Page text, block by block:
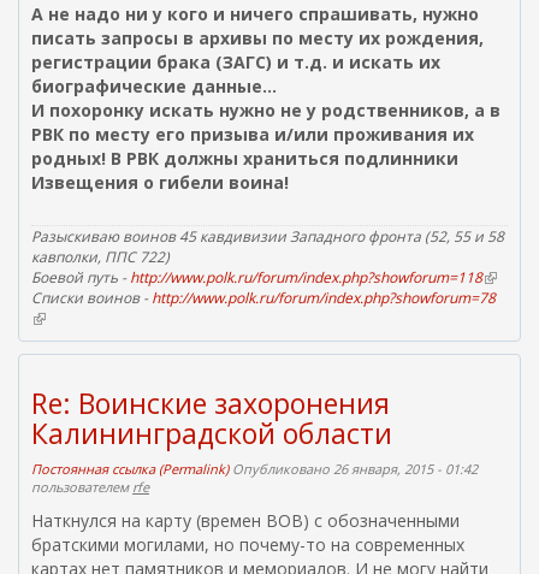
А не надо ни у кого и ничего спрашивать, нужно
писать запросы в архивы по месту их рождения,
регистрации брака (ЗАГС) и т.д. и искать их
биографические данные...
И похоронку искать нужно не у родственников, а в
РВК по месту его призыва и/или проживания их
родных! В РВК должны храниться подлинники
Извещения о гибели воина!
Разыскиваю воинов 45 кавдивизии Западного фронта (52, 55 и 58
кавполки, ППС 722)
Боевой путь -http://www.polk.ru/forum/index.php?showforum=118(
в
е
ш
)
Списки воинов -http://www.polk.ru/forum/index.php?showforum=78
(
в
н
ш
н
я
я
с
ы
л
к
Re: Воинские захоронения
Калининградской области
Постоянная ссылка (Permalink)Опубликовано 26 января, 2015 - 01:42
пользователем rfe
Наткнулся на карту (времен ВОВ) с обозначенными
братскими могилами, но почему-то на современных
картах нет памятников и мемориалов. И не могу найти